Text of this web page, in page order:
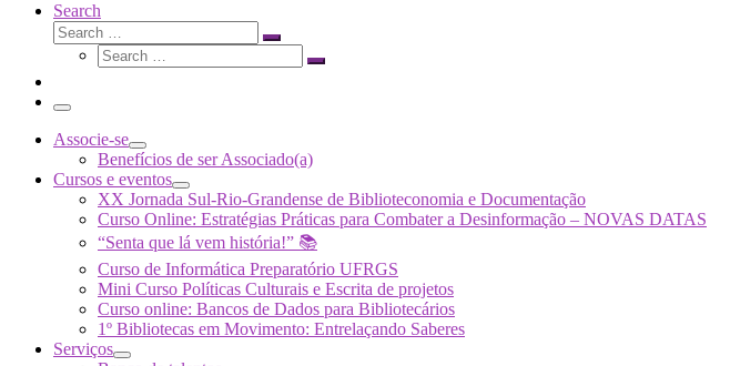
Search
Search
Search
Search
Search
Menu
Associe-se
Benefícios de ser Associado(a)
Cursos e eventos
XX Jornada Sul-Rio-Grandense de Biblioteconomia e Documentação
Curso Online: Estratégias Práticas para Combater a Desinformação – NOVAS DATAS
“Senta que lá vem história!” 📚
Curso de Informática Preparatório UFRGS
Mini Curso Políticas Culturais e Escrita de projetos
Curso online: Bancos de Dados para Bibliotecários
1º Bibliotecas em Movimento: Entrelaçando Saberes
Serviços